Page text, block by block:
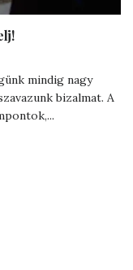
mindig nagy
bizalmat. A